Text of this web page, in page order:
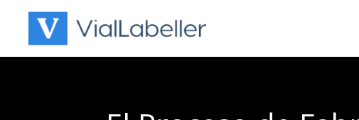
content